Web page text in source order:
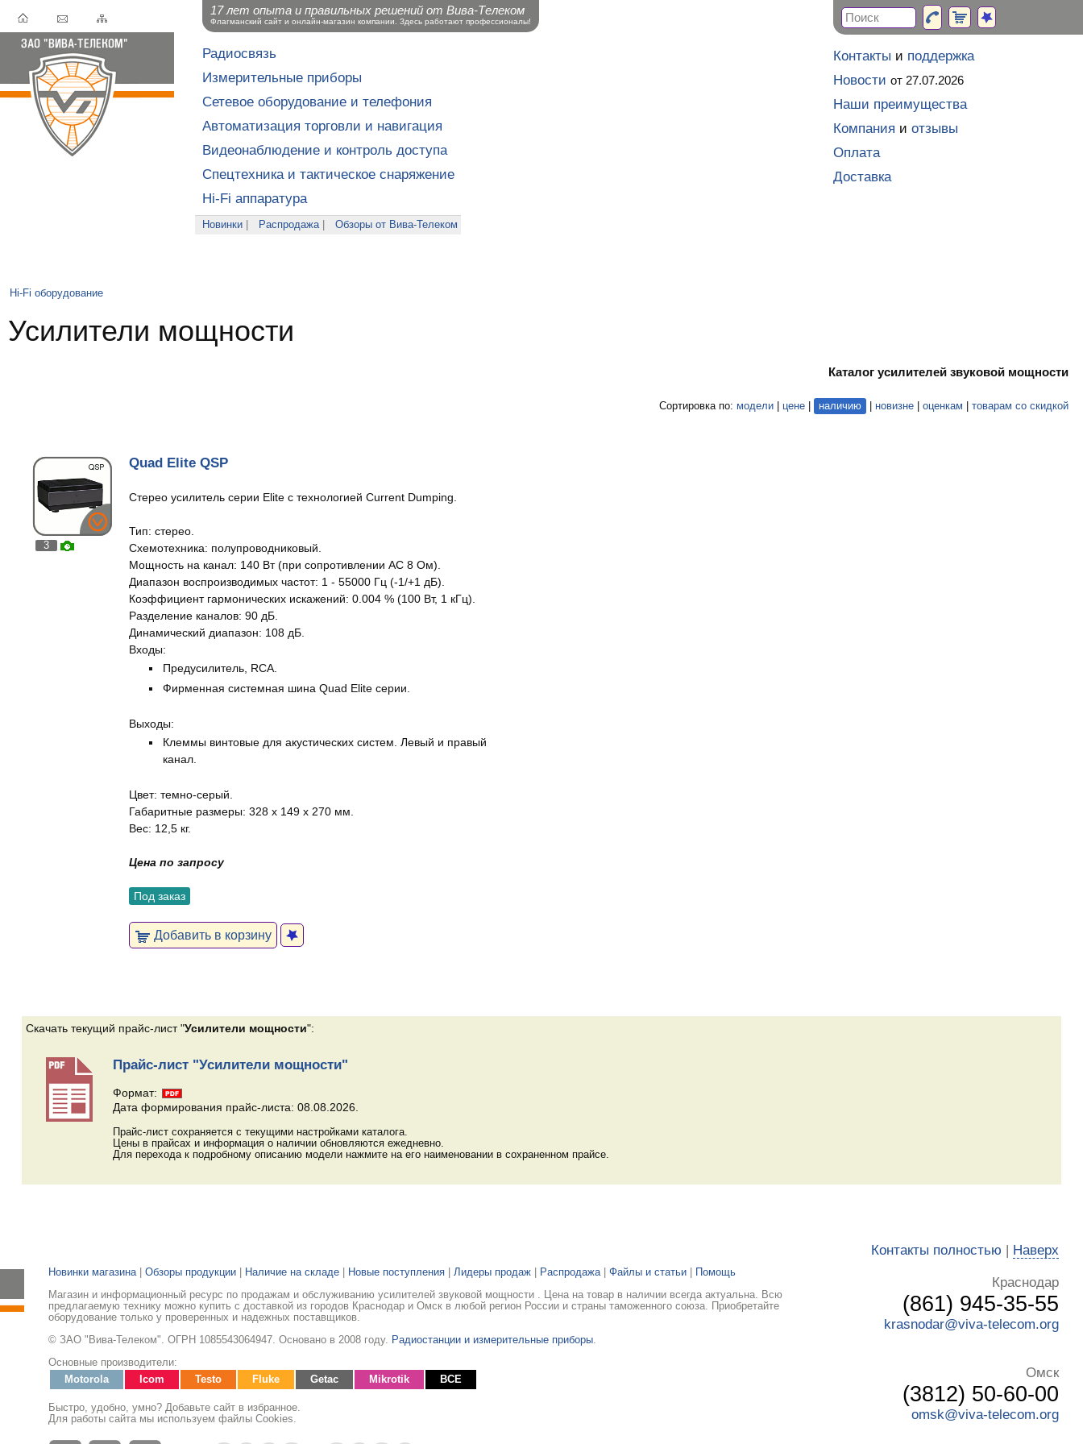
Радиосвязь
Измерительные приборы
Сетевое оборудование и телефония
Автоматизация торговли и навигация
Видеонаблюдение и контроль доступа
Спецтехника и тактическое снаряжение
Hi-Fi аппаратура
Новинки Распродажа| Обзоры от Вива-Телеком
Hi-Fi оборудование
Усилители мощности
Каталог усилителей звуковой мощности
Сортировка по: модели цене наличию новизне оценкам товарам со скидкой
3
Quad Elite QSP
Стерео усилитель серии Elite с технологией Current Dumping.
Тип: стерео.
Схемотехника: полупроводниковый.
Мощность на канал: 140 Вт (при сопротивлении АС 8 Ом).
Диапазон воспроизводимых частот: 1 - 55000 Гц (-1/+1 дБ).
Коэффициент гармонических искажений: 0.004 % (100 Вт, 1 кГц).
Разделение каналов: 90 дБ.
Динамический диапазон: 108 дБ.
Входы:
Предусилитель, RCA.
Фирменная системная шина Quad Elite серии.
Выходы:
Клеммы винтовые для акустических систем. Левый и правый
канал.
Цвет: темно-серый.
Габаритные размеры: 328 x 149 x 270 мм.
Вес: 12,5 кг.
Цена по запросу
Под заказ
Добавить в корзину
Скачать текущий прайс-лист "Усилители мощности":
Прайс-лист "Усилители мощности"
Формат:
Дата формирования прайс-листа: 08.08.2026.
Прайс-лист сохраняется с текущими настройками каталога.
Цены в прайсах и информация о наличии обновляются ежедневно.
Для перехода к подробному описанию модели нажмите на его наименовании в сохраненном прайсе.
Новинки магазина| Обзоры продукции Наличие на складе Новые поступления Лидеры продаж Распродажа| Файлы и статьи
Помощь
Магазин и информационный ресурс по продажам и обслуживанию усилителей звуковой мощности . Цена на товар в наличии всегда актуальна. Всю
предлагаемую технику можно купить с доставкой из городов Краснодар и Омск в любой регион России и страны таможенного союза. Приобретайте
оборудование только у проверенных и надежных поставщиков.
© ЗАО "Вива-Телеком". ОГРН 1085543064947. Основано в 2008 году. Радиостанции и измерительные приборы.
Основные производители:
Motorola
Icom Testo Fluke Getac Mikrotik ВСЕ
Быстро, удобно, умно? Добавьте сайт в избранное.
Для работы сайта мы используем файлы Cookies.
Контакты полностью Наверх
Краснодар
(861) 945-35-55
krasnodar@viva-telecom.org
Омск
(3812) 50-60-00
omsk@viva-telecom.org
Контакты и поддержка
Новости от 27.07.2026
Наши преимущества
Компания и отзывы
Оплата
Доставка
17 лет опыта и правильных решений от Вива-Телеком
Флагманский сайт и онлайн-магазин компании. Здесь работают профессионалы!